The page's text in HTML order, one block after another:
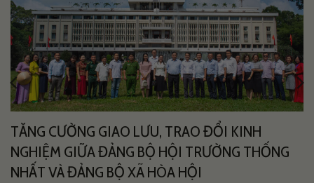
TĂNG CƯỜNG GIAO LƯU, TRAO ĐỔI KINH
NGHIỆM GIỮA ĐẢNG BỘ HỘI TRƯỜNG THỐNG
NHẤT VÀ ĐẢNG BỘ XÃ HÒA HỘI